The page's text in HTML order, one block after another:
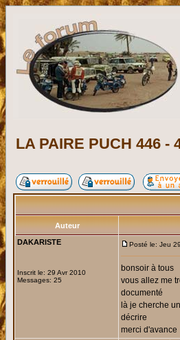
LA PAIRE PUCH 446 -
Auteur
DAKARISTE
Inscrit le: 29 Avr 2010
Messages: 25
Posté le: Jeu
bonsoir à tous
vous allez me
documenté
là je cherche
décrire
merci d'avance